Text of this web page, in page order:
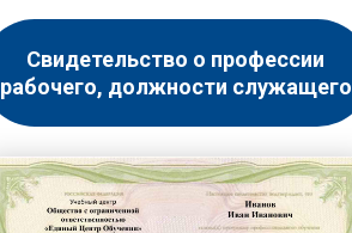
Свидетельство о профессии
рабочего, должности служащего